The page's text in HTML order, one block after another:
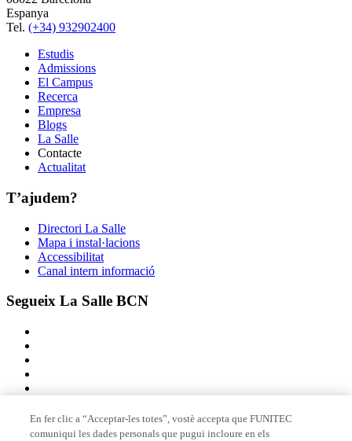
Espanya
Tel. (+34) 932902400
Estudis
Admissions
El Campus
Recerca
Empresa
Blogs
La Salle
Contacte
Actualitat
T’ajudem?
Directori La Salle
Mapa i instal·lacions
Accessibilitat
Canal intern informació
Segueix La Salle BCN
En fer clic a “Acceptar-les totes”, vostè accepta que FUNITEC
comuniqui les dades personals que pugui incloure en els